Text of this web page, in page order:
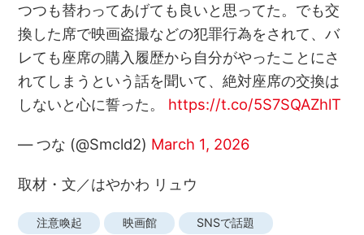
つつも替わってあげても良いと思ってた。でも交
換した席で映画盗撮などの犯罪行為をされて、バ
レても座席の購入履歴から自分がやったことにさ
れてしまうという話を聞いて、絶対座席の交換は
しないと心に誓った。 https://t.co/5S7SQAZhlT
— つな (@Smcld2) March 1, 2026
取材・文／はやかわ リュウ
注意喚起 映画館 SNSで話題